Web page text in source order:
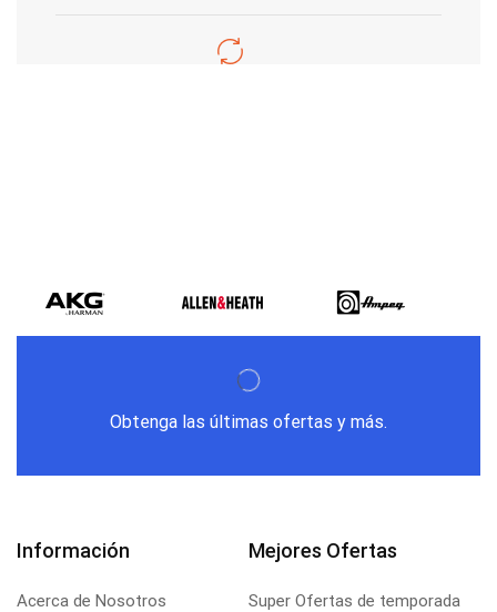
Obtenga las últimas ofertas y más.
Información
Acerca de Nosotros
Mejores Ofertas
Super Ofertas de temporada